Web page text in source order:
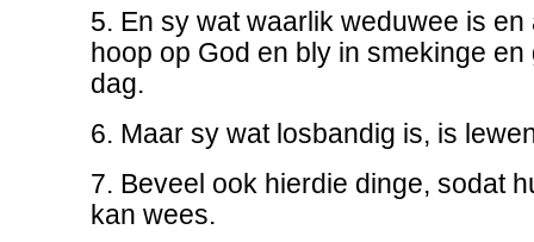
5. En sy wat waarlik weduwee is en
hoop op God en bly in smekinge
dag.
6. Maar sy wat losbandig is, is
7. Beveel ook hierdie dinge, sodat
kan wees.